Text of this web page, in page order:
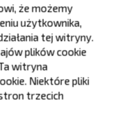
dworce Gubichy
że możemy
użytkownika,
tej witryny.
plików cookie
witryna
Niektóre pliki
trzecich